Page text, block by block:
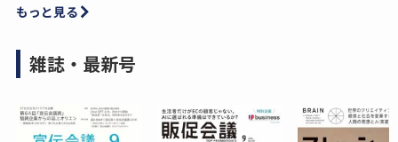
もっと見る
雑誌・最新号